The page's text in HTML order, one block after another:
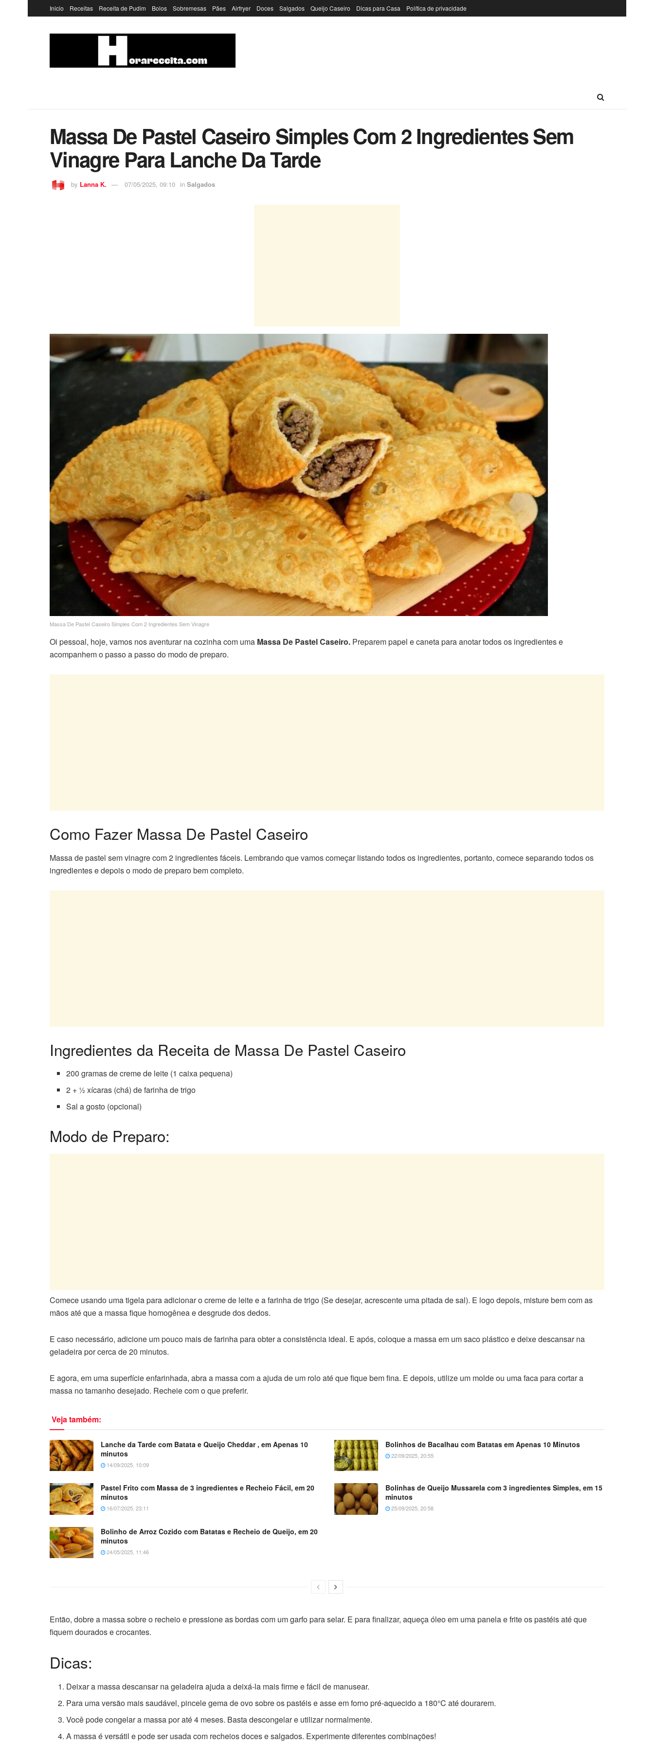
Inicio Receitas Receita de Pudim Bolos Sobremesas Pães Airfryer Doces Salgados Queijo Caseiro Dicas para Casa Política de privacidade
Massa De Pastel Caseiro Simples Com 2 Ingredientes Sem
Vinagre Para Lanche Da Tarde
by Lanna K. 07/05/2025, 09:10 in Salgados
Massa De Pastel Caseiro Simples Com 2 Ingredientes Sem Vinagre
Oi pessoal, hoje, vamos nos aventurar na cozinha com uma Massa De Pastel Caseiro. Preparem papel e caneta para anotar todos os ingredientes e
acompanhem o passo a passo do modo de preparo.
Como Fazer Massa De Pastel Caseiro
Massa de pastel sem vinagre com 2 ingredientes fáceis. Lembrando que vamos começar listando todos os ingredientes, portanto, comece separando todos os
ingredientes e depois o modo de preparo bem completo.
Ingredientes da Receita de Massa De Pastel Caseiro
200 gramas de creme de leite (1 caixa pequena)
2 + ½ xícaras (chá) de farinha de trigo
Sal a gosto (opcional)
Modo de Preparo:
Comece usando uma tigela para adicionar o creme de leite e a farinha de trigo (Se desejar, acrescente uma pitada de sal). E logo depois, misture bem com as
mãos até que a massa fique homogênea e desgrude dos dedos.
E caso necessário, adicione um pouco mais de farinha para obter a consistência ideal. E após, coloque a massa em um saco plástico e deixe descansar na
geladeira por cerca de 20 minutos.
E agora, em uma superfície enfarinhada, abra a massa com a ajuda de um rolo até que fique bem fina. E depois, utilize um molde ou uma faca para cortar a
massa no tamanho desejado. Recheie com o que preferir.
Veja também:
Lanche da Tarde com Batata e Queijo Cheddar , em Apenas 10
minutos
14/09/2025, 10:09
Bolinhos de Bacalhau com Batatas em Apenas 10 Minutos
22/09/2025, 20:55
Pastel Frito com Massa de 3 ingredientes e Recheio Fácil, em 20
minutos
16/07/2025, 23:11
Bolinhas de Queijo Mussarela com 3 ingredientes Simples, em 15
minutos
25/09/2025, 20:58
Bolinho de Arroz Cozido com Batatas e Recheio de Queijo, em 20
minutos
24/05/2025, 11:46
Então, dobre a massa sobre o recheio e pressione as bordas com um garfo para selar. E para finalizar, aqueça óleo em uma panela e frite os pastéis até que
fiquem dourados e crocantes.
Dicas:
Deixar a massa descansar na geladeira ajuda a deixá-la mais firme e fácil de manusear.
Para uma versão mais saudável, pincele gema de ovo sobre os pastéis e asse em forno pré-aquecido a 180°C até dourarem.
Você pode congelar a massa por até 4 meses. Basta descongelar e utilizar normalmente.
A massa é versátil e pode ser usada com recheios doces e salgados. Experimente diferentes combinações!